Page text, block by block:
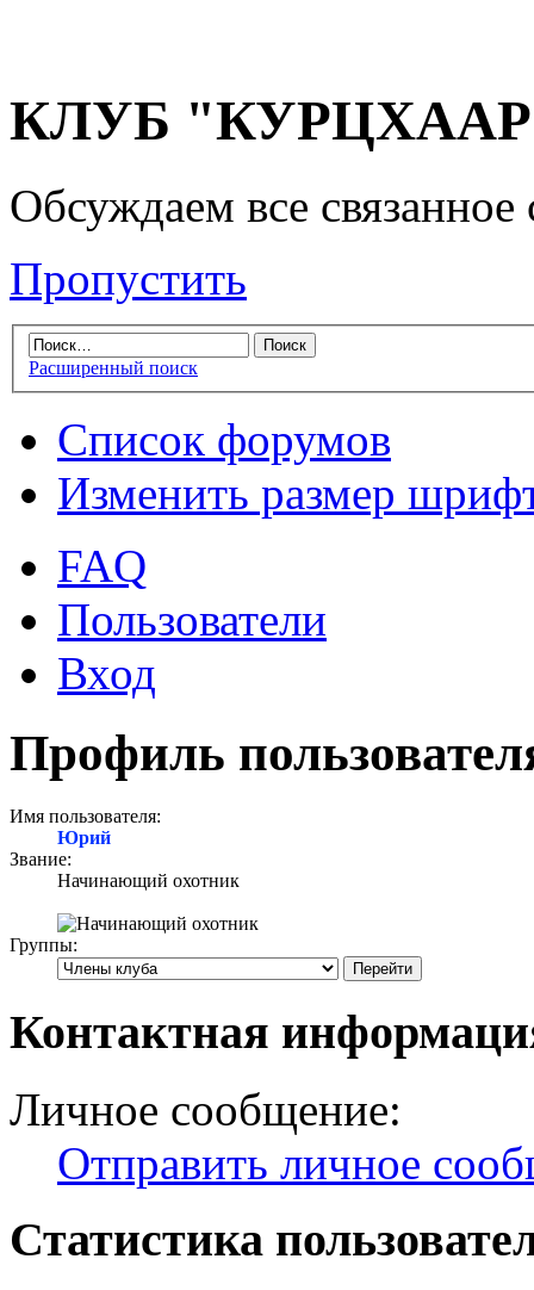
КЛУБ "КУРЦХААР"
Обсуждаем все
Пропустить
Расширенный поиск
Список форумов
Изменить размер
FAQ
Пользователи
Вход
Профиль
Имя пользователя:
Юрий
Звание:
Начинающий охотник
Группы:
Контактная
Личное сообщение:
Отправить личное
Статистика